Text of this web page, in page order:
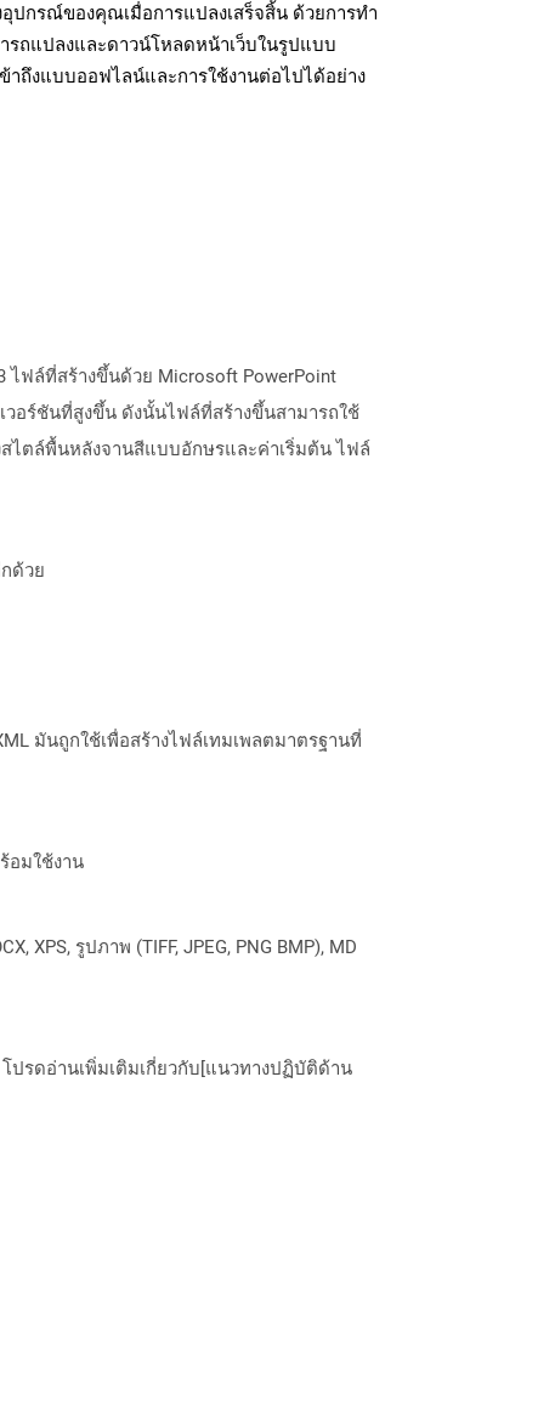
ปกรณ์ของคุณเมื่อการแปลงเสร็จสิ้น ด้วยการทำ
ถแปลงและดาวน์โหลดหน้าเว็บในรูปแบบ
ข้าถึงแบบออฟไลน์และการใช้งานต่อไปได้อย่าง
ไฟล์ที่สร้างขึ้นด้วย Microsoft PowerPoint
วอร์ชันที่สูงขึ้น ดังนั้นไฟล์ที่สร้างขึ้นสามารถใช้
สไตล์พื้นหลังจานสีแบบอักษรและค่าเริ่มต้น ไฟล์
ด้วย
มันถูกใช้เพื่อสร้างไฟล์เทมเพลตมาตรฐานที่
อมใช้งาน
รูปภาพ (TIFF, JPEG, PNG BMP), MD
ปรดอ่านเพิ่มเติมเกี่ยวกับ[แนวทางปฏิบัติด้าน